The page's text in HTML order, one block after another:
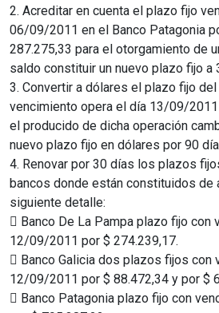
2. Acreditar en cuenta el plazo fijo
06/09/2011 en el Banco Patagonia
287.275,33 para el otorgamiento de
saldo constituir un nuevo plazo fijo a
3. Convertir a dólares el plazo fijo
vencimiento opera el día 13/09/
el producido de dicha operación
nuevo plazo fijo en dólares por 90
4. Renovar por 30 días los plazos
bancos donde están constituidos de
siguiente detalle:
 Banco De La Pampa plazo fijo con
12/09/2011 por $ 274.239,17.
 Banco Galicia dos plazos fijos con
12/09/2011 por $ 88.472,34 y por $
 Banco Patagonia plazo fijo con